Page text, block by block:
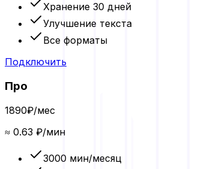
Хранение 30 дней
Улучшение текста
Все форматы
Подключить
Про
1890₽/мес
≈ 0.63 ₽/мин
3000 мин/месяц